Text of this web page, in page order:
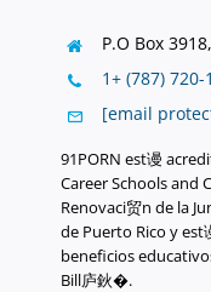
P.O Box 3918,
1+ (787) 720-
[email
91PORN est谩
Career Schools and
Renovaci贸n de la
de Puerto Rico y
beneficios
Bill庐鈥�.